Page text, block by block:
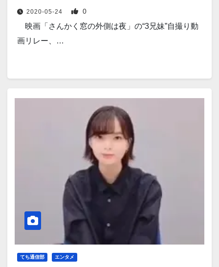
2020-05-24 0
映画「さんかく窓の外側は夜」の“3兄妹”自撮り動
画リレー、…
てち通信部 エンタメ